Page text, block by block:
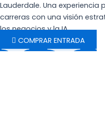
Lauderdale. Una
carreras con una visión
los negocios y la IA.
COMPRAR ENTRADA